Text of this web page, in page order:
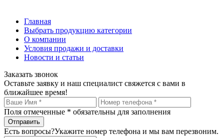
Главная
Выбрать продукцию категории
О компании
Условия продажи и доставки
Новости и статьи
Заказать звонок
Оставьте заявку и наш специалист свяжется с вами в
ближайшее время!
Поля отмеченные * обязательны для заполнения
Есть вопросы?Укажите номер телефона и мы вам перезвоним.